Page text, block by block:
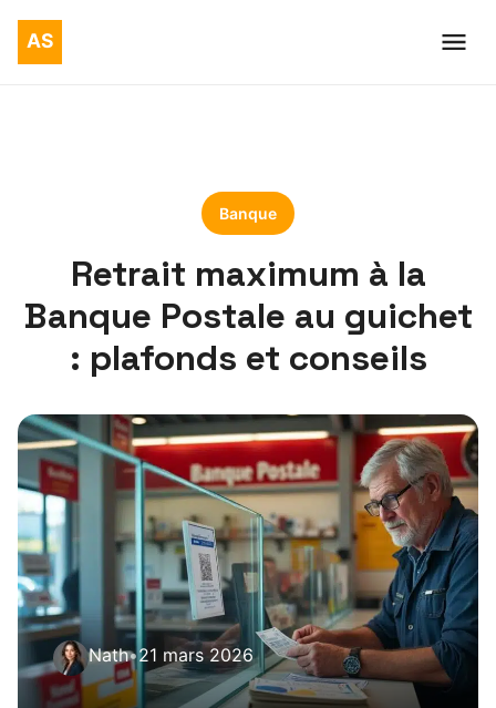
Banque
Retrait maximum à la
Banque Postale au guichet
: plafonds et conseils
Nath•21 mars 2026